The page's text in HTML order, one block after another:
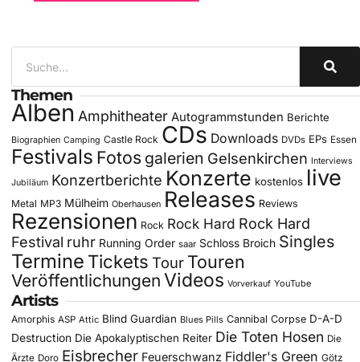
Themen
Alben Amphitheater Autogrammstunden Berichte
Biographien Camping Castle Rock CDs Downloads DVDs EPs Essen
Festivals Fotos galerien Gelsenkirchen Interviews
Jubiläum Konzertberichte Konzerte kostenlos live
Metal MP3 Mülheim Oberhausen Releases Reviews
Rezensionen Rock Rock Hard Rock Hard
Festival ruhr Running Order saar Schloss Broich Singles
Termine Tickets Tour Touren
Veröffentlichungen Videos Vorverkauf YouTube
Artists
Amorphis ASP Attic Blind Guardian Blues Pills Cannibal Corpse D-A-D
Destruction Die Apokalyptischen Reiter Die Toten Hosen Die
Ärzte Doro Eisbrecher Feuerschwanz Fiddler's Green Götz